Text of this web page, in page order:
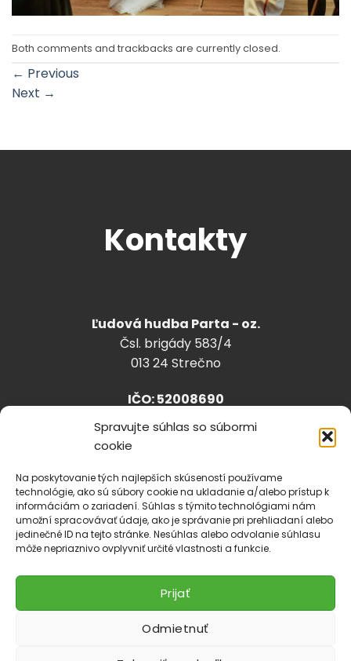
Spravujte súhlas so súbormi
cookie
Na poskytovanie tých najlepších skúseností používame
technológie, ako sú súbory cookie na ukladanie a/alebo prístup k
informáciám o zariadení. Súhlas s týmito technológiami nám
umožní spracovávať údaje, ako je správanie pri prehliadaní alebo
jedinečné ID na tejto stránke. Nesúhlas alebo odvolanie súhlasu
môže nepriaznivo ovplyvniť určité vlastnosti a funkcie.
Prijať
Odmietnuť
Both comments and trackbacks are currently closed.
← Previous
Next →
Kontakty
Ľudová hudba Parta - oz.
Čsl. brigády 583/4
013 24 Strečno
IČO: 52008690
+421918 530 888
Cookies